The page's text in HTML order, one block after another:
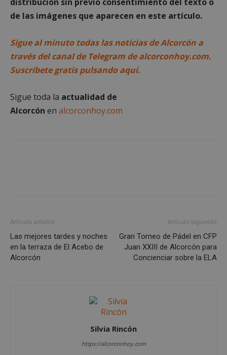
de las imágenes que aparecen en este artículo.
Sigue al minuto todas las noticias de Alcorcón a
través del canal de Telegram de alcorconhoy.com.
Suscríbete gratis pulsando aquí.
Sigue toda la actualidad de
Alcorcón en alcorconhoy.com
Artículo anterior
Las mejores tardes y noches
en la terraza de El Acebo de
Alcorcón
Artículo siguiente
Gran Torneo de Pádel en CFP
Juan XXIII de Alcorcón para
Concienciar sobre la ELA
Silvia Rincón
https://alcorconhoy.com
Cookies no clasificadas
Las cookies estrictamente necesarias permiten la
inicio de sesión de usuario y la gestión de cuentas.
El sitio web no se puede utilizar correctamente sin
las cookies estrictamente necesarias.